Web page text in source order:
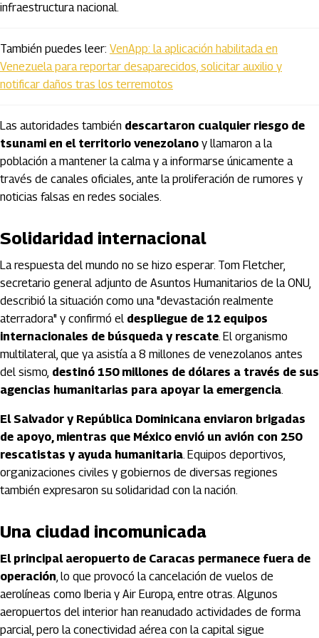
infraestructura nacional.
También puedes leer: VenApp: la aplicación habilitada en
Venezuela para reportar desaparecidos, solicitar auxilio y
notificar daños tras los terremotos
Las autoridades también descartaron cualquier riesgo de
tsunami en el territorio venezolano y llamaron a la
población a mantener la calma y a informarse únicamente a
través de canales oficiales, ante la proliferación de rumores y
noticias falsas en redes sociales.
Solidaridad internacional
La respuesta del mundo no se hizo esperar. Tom Fletcher,
secretario general adjunto de Asuntos Humanitarios de la ONU,
describió la situación como una "devastación realmente
aterradora" y confirmó el despliegue de 12 equipos
internacionales de búsqueda y rescate. El organismo
multilateral, que ya asistía a 8 millones de venezolanos antes
del sismo, destinó 150 millones de dólares a través de sus
agencias humanitarias para apoyar la emergencia.
El Salvador y República Dominicana enviaron brigadas
de apoyo, mientras que México envió un avión con 250
rescatistas y ayuda humanitaria. Equipos deportivos,
organizaciones civiles y gobiernos de diversas regiones
también expresaron su solidaridad con la nación.
Una ciudad incomunicada
El principal aeropuerto de Caracas permanece fuera de
operación, lo que provocó la cancelación de vuelos de
aerolíneas como Iberia y Air Europa, entre otras. Algunos
aeropuertos del interior han reanudado actividades de forma
parcial, pero la conectividad aérea con la capital sigue